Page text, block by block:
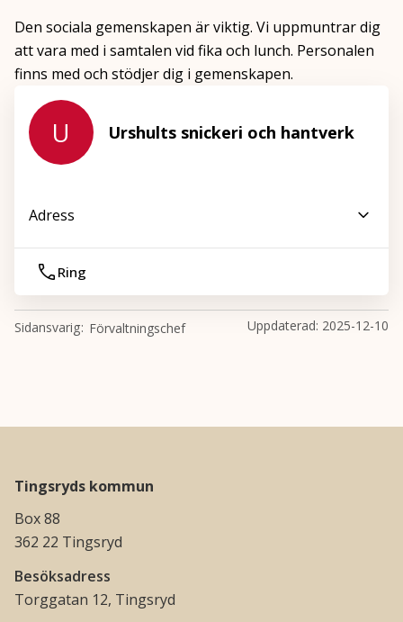
Den sociala gemenskapen är viktig. Vi uppmuntrar dig
att vara med i samtalen vid fika och lunch. Personalen
finns med och stödjer dig i gemenskapen.
U Urshults snickeri och hantverk
Adress
Ring
Förvaltningschef
Sidansvarig Uppdaterad: 2025-12-10
Tingsryds kommun
Box 88
362 22 Tingsryd
Besöksadress
Torggatan 12, Tingsryd